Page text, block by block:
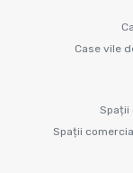
Case vile
Spații
Spații